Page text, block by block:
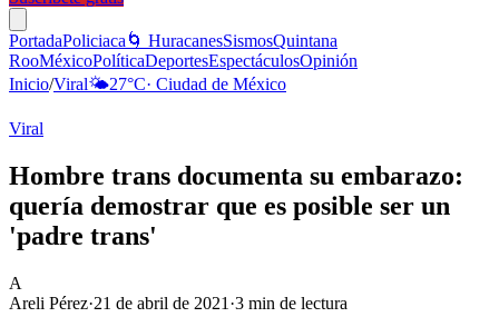
PortadaPoliciaca 🌀 HuracanesSismosQuintana
RooMéxicoPolíticaDeportesEspectáculosOpinión
Inicio/Viral🌤️27°C· Ciudad de México
Viral
Hombre trans documenta su embarazo:
quería demostrar que es posible ser un
'padre trans'
A
Areli Pérez·21 de abril de 2021 ·3 min de lectura